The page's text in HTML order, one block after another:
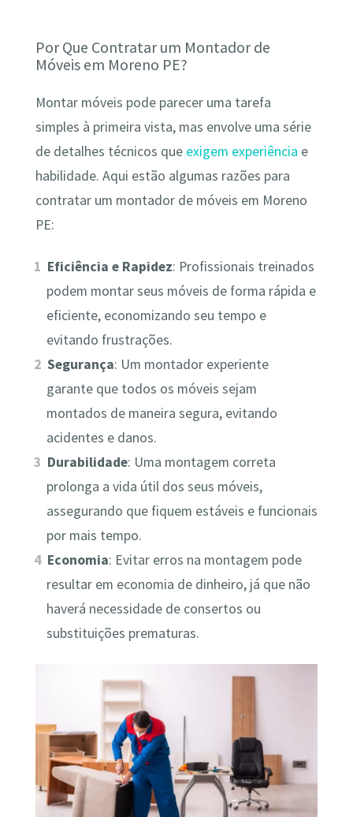
Por Que Contratar um Montador de
Móveis em Moreno PE?
Montar móveis pode parecer uma tarefa
simples à primeira vista, mas envolve uma série
de detalhes técnicos que exigem experiência e
habilidade. Aqui estão algumas razões para
contratar um montador de móveis em Moreno
PE:
Eficiência e Rapidez: Profissionais treinados
podem montar seus móveis de forma rápida e
eficiente, economizando seu tempo e
evitando frustrações.
Segurança: Um montador experiente
garante que todos os móveis sejam
montados de maneira segura, evitando
acidentes e danos.
Durabilidade: Uma montagem correta
prolonga a vida útil dos seus móveis,
assegurando que fiquem estáveis e funcionais
por mais tempo.
Economia: Evitar erros na montagem pode
resultar em economia de dinheiro, já que não
haverá necessidade de consertos ou
substituições prematuras.